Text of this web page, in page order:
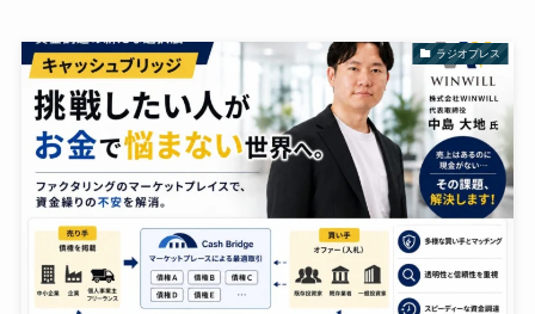
ラジオプレス